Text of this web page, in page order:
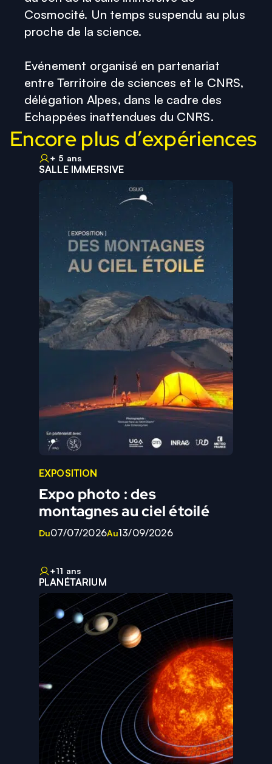
Cosmocité. Un temps suspendu au plus
proche de la science.
Evénement organisé en partenariat
entre Territoire de sciences et le CNRS,
délégation Alpes, dans le cadre des
Encore plus d’expériences
+ 5 ans
SALLE IMMERSIVE
EXPOSITION
Expo photo : des
montagnes au ciel étoilé
Du07/07/2026Au13/09/2026
+11 ans
PLANÉTARIUM